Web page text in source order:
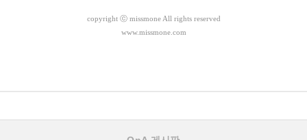
copyright ⓒ missmone All rights reserved
www.missmone.com